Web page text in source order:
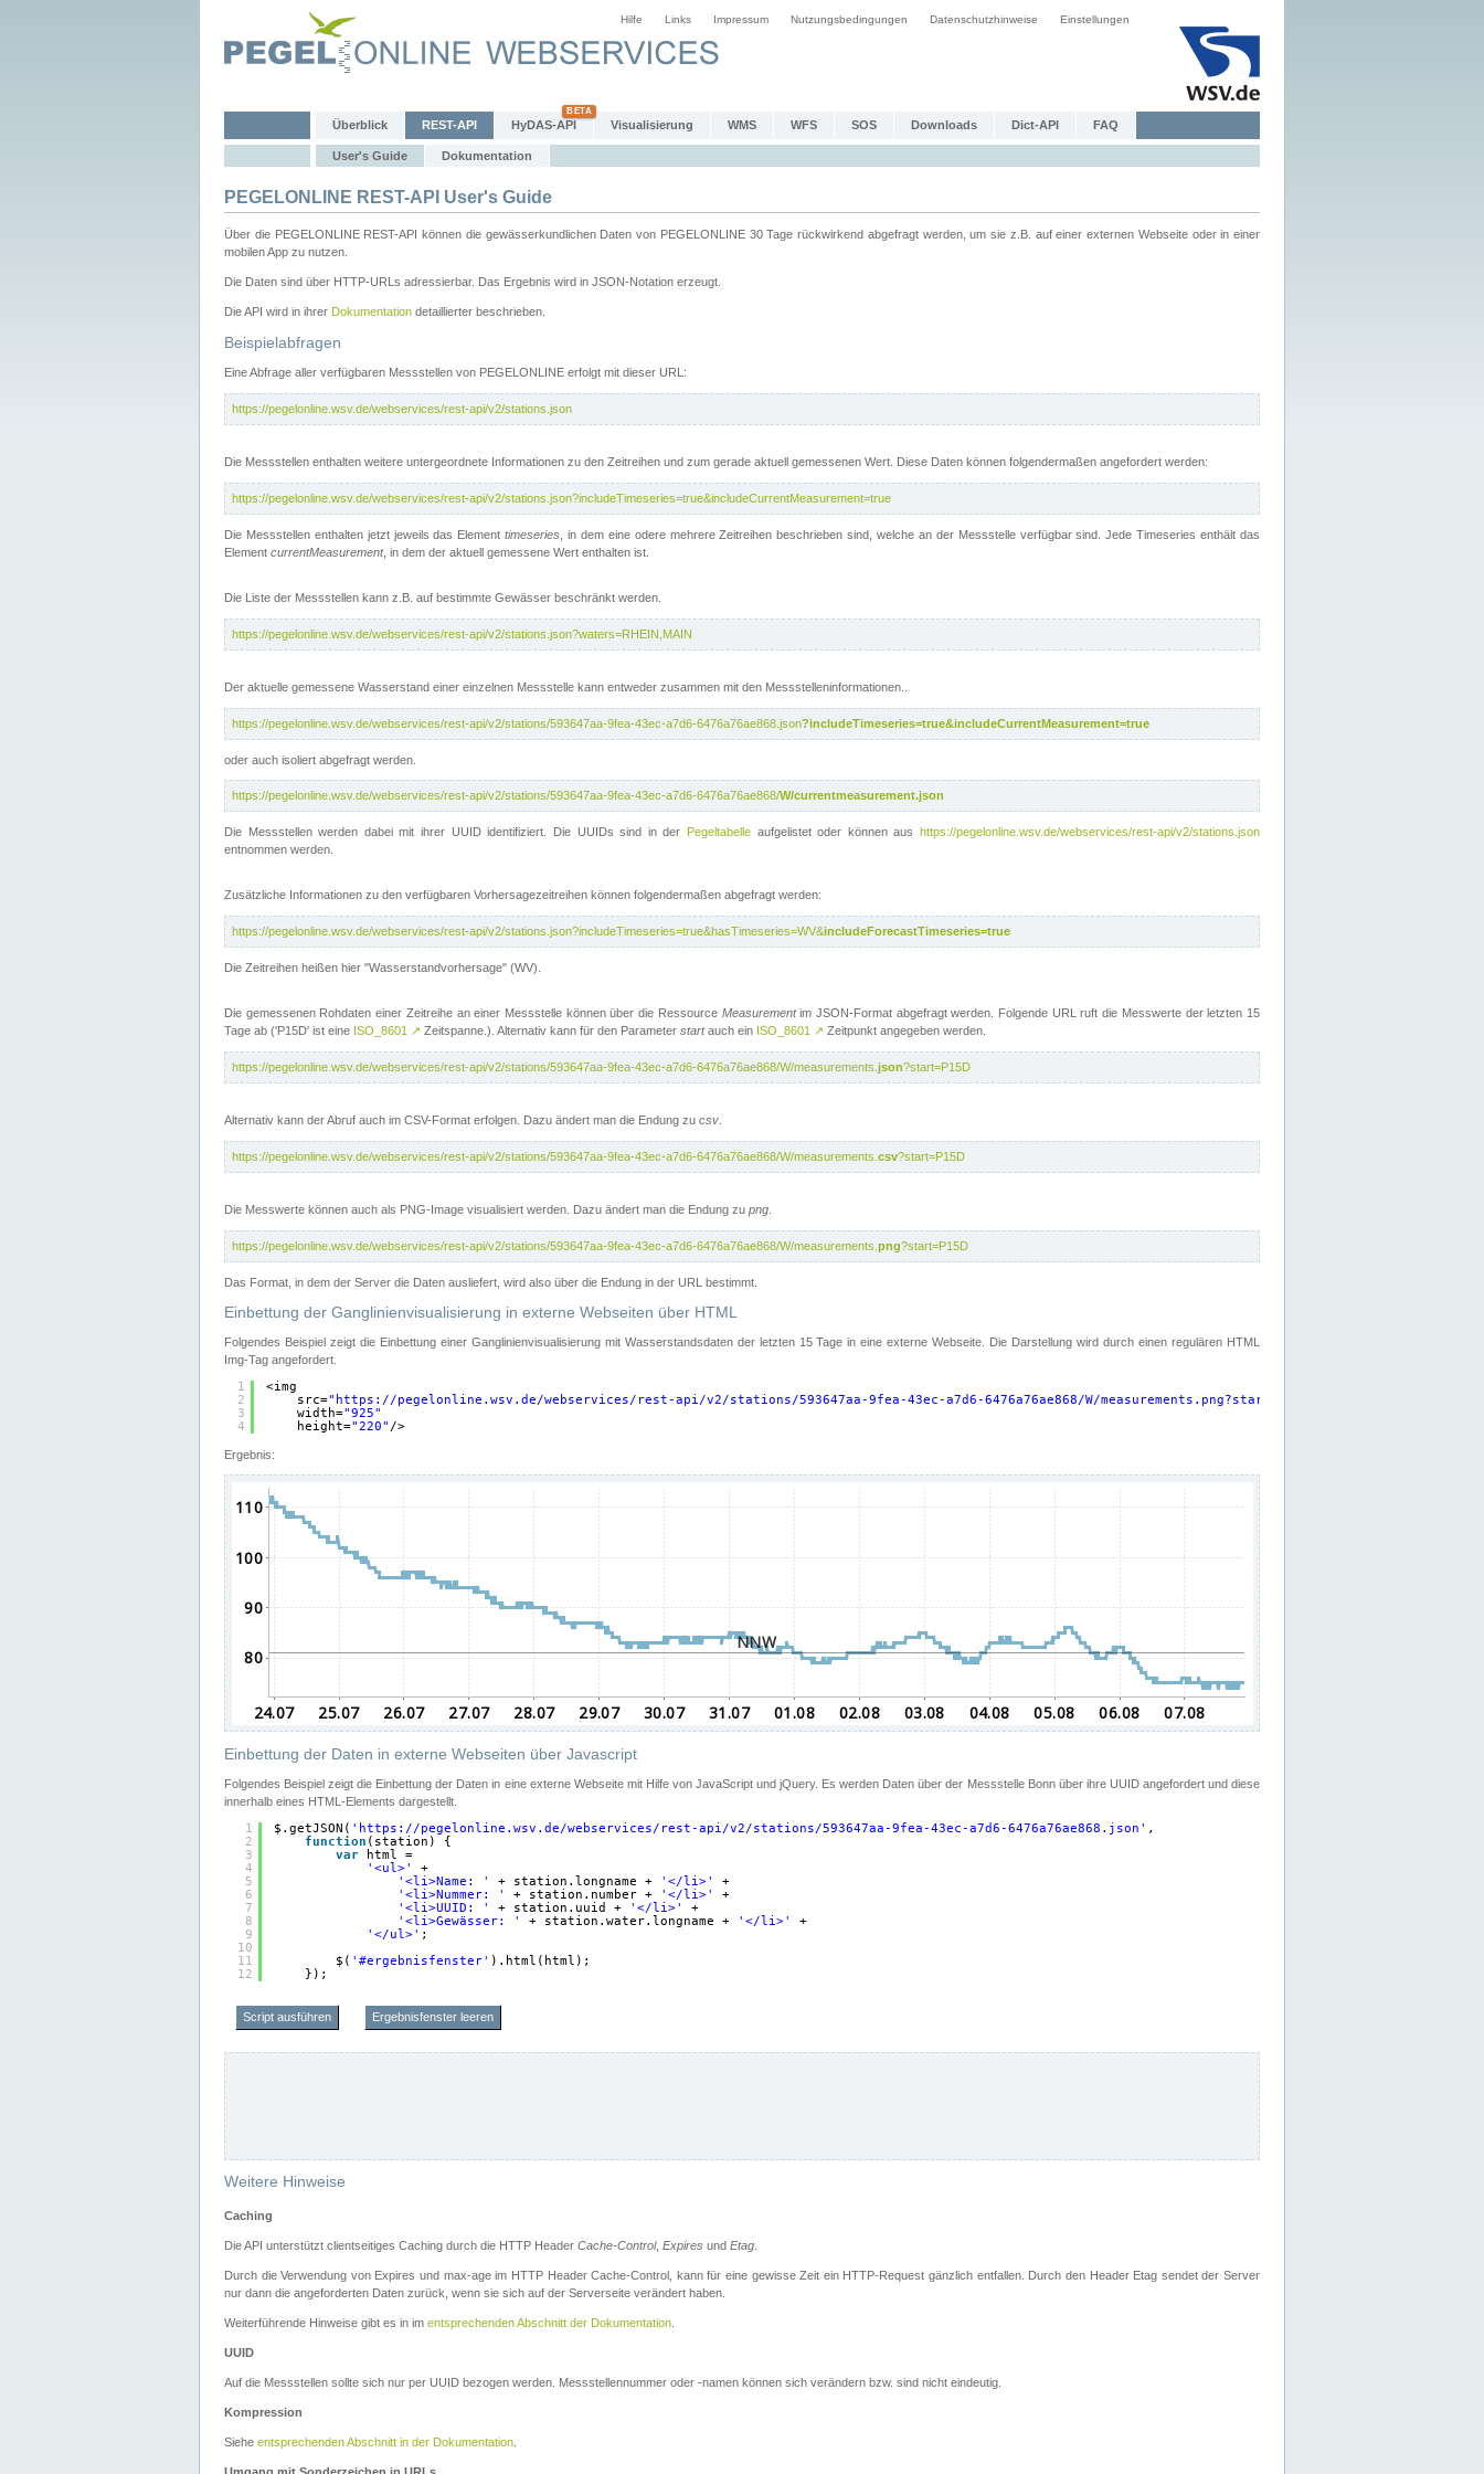
Hilfe Links Impressum Nutzungsbedingungen Datenschutzhinweise Einstellungen
Überblick REST-API HyDAS-API Visualisierung WMS WFS SOS Downloads Dict-API FAQ
User's Guide Dokumentation
PEGELONLINE REST-API User's Guide
Über die PEGELONLINE REST-API können die gewässerkundlichen Daten von PEGELONLINE 30 Tage rückwirkend abgefragt werden, um sie z.B. auf einer externen Webseite oder in einer
mobilen App zu nutzen.
Die Daten sind über HTTP-URLs adressierbar. Das Ergebnis wird in JSON-Notation erzeugt.
Die API wird in ihrer Dokumentation detaillierter beschrieben.
Beispielabfragen
Eine Abfrage aller verfügbaren Messstellen von PEGELONLINE erfolgt mit dieser URL:
https://pegelonline.wsv.de/webservices/rest-api/v2/stations.json
Die Messstellen enthalten weitere untergeordnete Informationen zu den Zeitreihen und zum gerade aktuell gemessenen Wert. Diese Daten können folgendermaßen angefordert werden:
https://pegelonline.wsv.de/webservices/rest-api/v2/stations.json?includeTimeseries=true&includeCurrentMeasurement=true
Die Messstellen enthalten jetzt jeweils das Elementtimeseries , in dem eine odere mehrere Zeitreihen beschrieben sind, welche an der Messstelle verfügbar sind. Jede Timeseries enthält das
Element currentMeasurement, in dem der aktuell gemessene Wert enthalten ist.
Die Liste der Messstellen kann z.B. auf bestimmte Gewässer beschränkt werden.
https://pegelonline.wsv.de/webservices/rest-api/v2/stations.json?waters=RHEIN,MAIN
Der aktuelle gemessene Wasserstand einer einzelnen Messstelle kann entweder zusammen mit den Messstelleninformationen..
https://pegelonline.wsv.de/webservices/rest-api/v2/stations/593647aa-9fea-43ec-a7d6-6476a76ae868.json?includeTimeseries=true&includeCurrentMeasurement=true
oder auch isoliert abgefragt werden.
https://pegelonline.wsv.de/webservices/rest-api/v2/stations/593647aa-9fea-43ec-a7d6-6476a76ae868/W/currentmeasurement.json
Die Messstellen werden dabei mit ihrer UUID identifiziert. Die UUIDs sind in der Pegeltabelleaufgelistet oder können aushttps://pegelonline.wsv.de/webservices/rest-api/v2/stations.json
entnommen werden.
Zusätzliche Informationen zu den verfügbaren Vorhersagezeitreihen können folgendermaßen abgefragt werden:
https://pegelonline.wsv.de/webservices/rest-api/v2/stations.json?includeTimeseries=true&hasTimeseries=WV&includeForecastTimeseries=true
Die Zeitreihen heißen hier "Wasserstandvorhersage" (WV).
Die gemessenen Rohdaten einer Zeitreihe an einer Messstelle können über die Ressource Measurementim JSON-Format abgefragt werden. Folgende URL ruft die Messwerte der letzten 15
Tage ab ('P15D' ist eine ISO_8601 ↗ Zeitspanne.). Alternativ kann für den Parameter startauch ein ISO_8601 ↗ Zeitpunkt angegeben werden.
https://pegelonline.wsv.de/webservices/rest-api/v2/stations/593647aa-9fea-43ec-a7d6-6476a76ae868/W/measurements. json?start=P15D
Alternativ kann der Abruf auch im CSV-Format erfolgen. Dazu ändert man die Endung zu csv
https://pegelonline.wsv.de/webservices/rest-api/v2/stations/593647aa-9fea-43ec-a7d6-6476a76ae868/W/measurements. csv?start=P15D
Die Messwerte können auch als PNG-Image visualisiert werden. Dazu ändert man die Endung zu png
https://pegelonline.wsv.de/webservices/rest-api/v2/stations/593647aa-9fea-43ec-a7d6-6476a76ae868/W/measurements. png?start=P15D
Das Format, in dem der Server die Daten ausliefert, wird also über die Endung in der URL bestimmt.
Einbettung der Ganglinienvisualisierung in externe Webseiten über HTML
Folgendes Beispiel zeigt die Einbettung einer Ganglinienvisualisierung mit Wasserstandsdaten der letzten 15 Tage in eine externe Webseite. Die Darstellung wird durch einen regulären HTML
Img-Tag angefordert.
1
2
3
4
<img
src=" https://pegelonline.wsv.de/webservices/rest-api/v2/stations/593647aa-9fea-43ec-a7d6-6476a76ae868/W/measurements.png?start=P15D&width=925&height=220
width="925"
height="220" />
Ergebnis:
Einbettung der Daten in externe Webseiten über Javascript
Folgendes Beispiel zeigt die Einbettung der Daten in eine externe Webseite mit Hilfe von JavaScript und jQuery. Es werden Daten über der Messstelle Bonn über ihre UUID angefordert und diese
innerhalb eines HTML-Elements dargestellt.
1
2
3
4
5
6
7
8
9
10
11
12
$.getJSON( ' https://pegelonline.wsv.de/webservices/rest-api/v2/stations/593647aa-9fea-43ec-a7d6-6476a76ae868.json ' ,
function (station) {
var
html =
'<ul>'
+
'<li>Name: '
+ station.longname + '</li>'
+
'<li>Nummer: '
+ station.number + '</li>'
+
'<li>UUID: '
+ station.uuid + '</li>'
+
'<li>Gewässer: '
+ station.water.longname + '</li>'
+
'</ul>' ;
$( '#ergebnisfenster' ).html(html);
});
Script ausführen Ergebnisfenster leeren
Weitere Hinweise
Caching
Die API unterstützt clientseitiges Caching durch die HTTP Header Cache-Control, Expires und Etag.
Durch die Verwendung von Expires und max-age im HTTP Header Cache-Control, kann für eine gewisse Zeit ein HTTP-Request gänzlich entfallen. Durch den Header Etag sendet der Server
nur dann die angeforderten Daten zurück, wenn sie sich auf der Serverseite verändert haben.
Weiterführende Hinweise gibt es in im entsprechenden Abschnitt der Dokumentation.
UUID
Auf die Messstellen sollte sich nur per UUID bezogen werden. Messstellennummer oder -namen können sich verändern bzw. sind nicht eindeutig.
Kompression
Siehe entsprechenden Abschnitt in der Dokumentation.